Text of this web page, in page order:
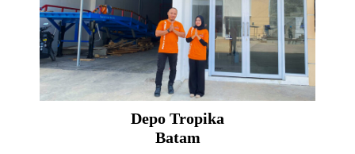
Depo Tropika
Batam